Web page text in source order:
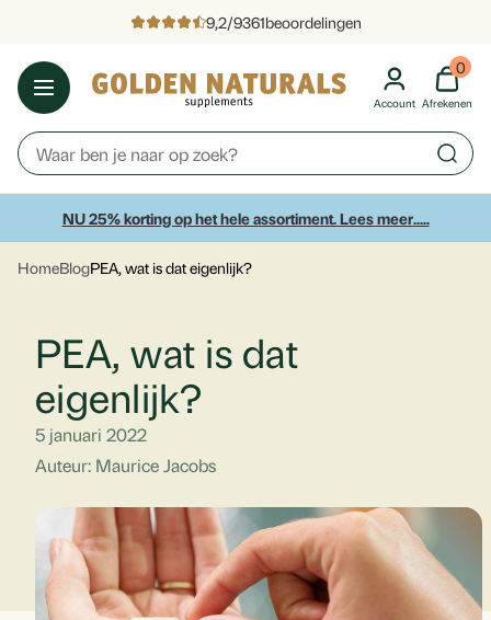
9,2/9361beoordelingen
Account
0
Afrekenen
NU 25% korting op het hele assortiment. Lees meer.....
HomeBlogPEA, wat is dat eigenlijk?
PEA, wat is dat
eigenlijk?
5 januari 2022
Auteur: Maurice Jacobs